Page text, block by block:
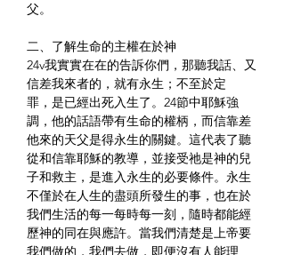
父。
二、了解生命的主權在於神
24v我實實在在的告訴你們，那聽我話、又
信差我來者的，就有永生；不至於定
罪，是已經出死入生了。24節中耶穌強
調，他的話語帶有生命的權柄，而信靠差
他來的天父是得永生的關鍵。這代表了聽
從和信靠耶穌的教導，並接受祂是神的兒
子和救主，是進入永生的必要條件。永生
不僅於在人生的盡頭所發生的事，也在於
我們生活的每一每時每一刻，隨時都能經
歷神的同在與應許。當我們清楚是上帝要
我們做的，我們去做，即便沒有人能理